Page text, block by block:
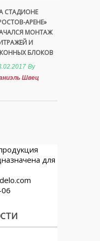
СТАДИОНЕ
АРЕНЕ»
МОНТАЖ
И
БЛОКОВ
By
Швец
для